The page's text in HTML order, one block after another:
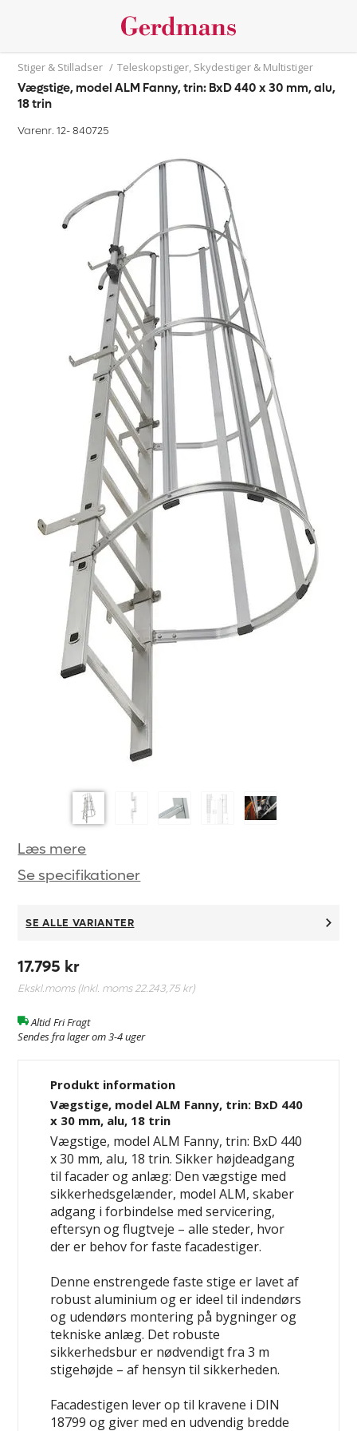
Stiger & Stilladser / Teleskopstiger, Skydestiger & Multistiger
Vægstige, model ALM Fanny, trin: BxD 440 x 30 mm, alu,
18 trin
Varenr. 12-840725
Læs mere
Se specifikationer
SE ALLE VARIANTER
17.795 kr
Ekskl.moms (Inkl. moms22.243,75 kr)
Altid Fri Fragt
Sendes fra lager om 3-4 uger
Produkt information
Vægstige, model ALM Fanny, trin: BxD 440
x 30 mm, alu, 18 trin
Vægstige, model ALM Fanny, trin: BxD 440
x 30 mm, alu, 18 trin. Sikker højdeadgang
til facader og anlæg: Den vægstige med
sikkerhedsgelænder, model ALM, skaber
adgang i forbindelse med servicering,
eftersyn og flugtveje – alle steder, hvor
der er behov for faste facadestiger.
Denne enstrengede faste stige er lavet af
robust aluminium og er ideel til indendørs
og udendørs montering på bygninger og
tekniske anlæg. Det robuste
sikkerhedsbur er nødvendigt fra 3 m
stigehøjde – af hensyn til sikkerheden.
Facadestigen lever op til kravene i DIN
18799 og giver med en udvendig bredde